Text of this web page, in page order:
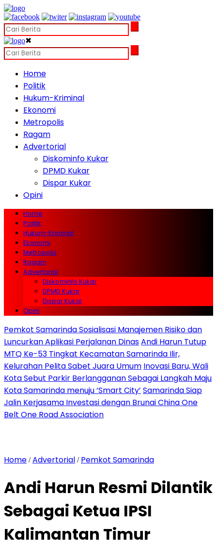
✖
Home
Politik
Hukum-Kriminal
Ekonomi
Metropolis
Ragam
Advertorial
Diskominfo Kukar
DPMD Kukar
Dispar Kukar
Opini
Home
Politik
Hukum-Kriminal
Ekonomi
Metropolis
Ragam
Advertorial
Diskominfo Kukar
DPMD Kukar
Dispar Kukar
Opini
Pemkot Samarinda Sosialisasi Manajemen Risiko dan
Luncurkan Aplikasi Perjalanan DinasAndi Harun Tutup
MTQ Ke-53 Tingkat Kecamatan Samarinda Ilir,
Kelurahan Pelita Sabet Juara Umum Inovasi Baru, Wali
Kota Sebut Parkir Berlangganan Sebagai Langkah Maju
Kota Samarinda menuju ‘Smart City’ Samarinda Siap
Jalin Kerjasama Investasi dengan Brunai China One
Belt One Road Association
Home /Advertorial / Pemkot Samarinda
Andi Harun Resmi Dilantik
Sebagai Ketua IPSI
Kalimantan Timur